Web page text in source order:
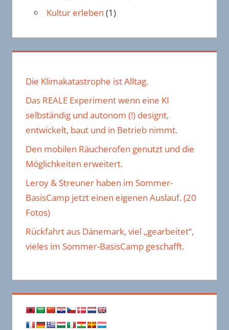
Kultur erleben (1)
Die Klimakatastrophe ist Alltag.
Das REALE Experiment wenn eine KI
selbständig und autonom (!) designt,
entwickelt, baut und in Betrieb nimmt.
Den mobilen Räucherofen genutzt und die
Möglichkeiten erweitert.
Leroy & Streuner haben im Sommer-
BasisCamp jetzt einen eigenen Auslauf. (20
Fotos)
Rückfahrt aus Dänemark, viel „gearbeitet“,
vieles im Sommer-BasisCamp geschafft.